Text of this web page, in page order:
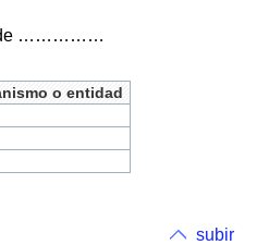
de ……………
o entidad
subir